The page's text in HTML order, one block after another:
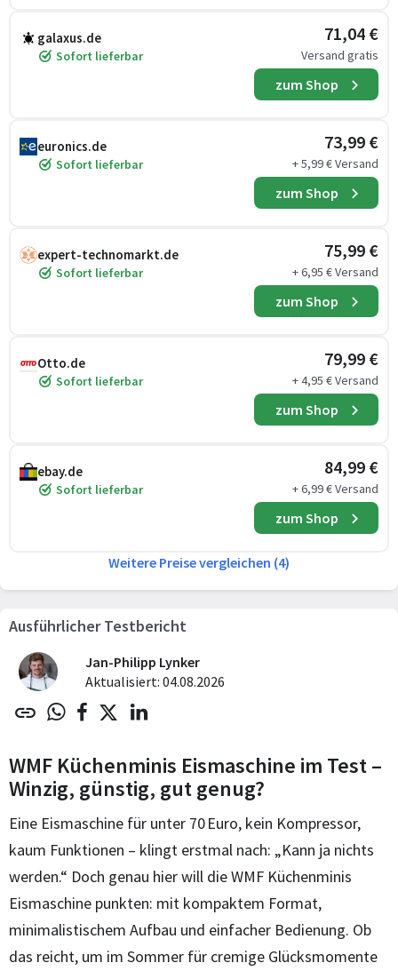
galaxus.de
Sofort lieferbar
71,04 €
Versand gratis
zum Shop
euronics.de
Sofort lieferbar
73,99 €
+ 5,99 € Versand
zum Shop
expert-technomarkt.de
Sofort lieferbar
75,99 €
+ 6,95 € Versand
zum Shop
Otto.de
Sofort lieferbar
79,99 €
+ 4,95 € Versand
zum Shop
ebay.de
Sofort lieferbar
84,99 €
+ 6,99 € Versand
zum Shop
Weitere Preise vergleichen (4)
Ausführlicher Testbericht
Jan-Philipp Lynker
Aktualisiert: 04.08.2026
WMF Küchenminis Eismaschine im Test –
Winzig, günstig, gut genug?
Eine Eismaschine für unter 70 Euro, kein Kompressor,
kaum Funktionen – klingt erstmal nach: „Kann ja nichts
werden.“ Doch genau hier will die WMF Küchenminis
Eismaschine punkten: mit kompaktem Format,
minimalistischem Aufbau und einfacher Bedienung. Ob
das reicht, um im Sommer für cremige Glücksmomente